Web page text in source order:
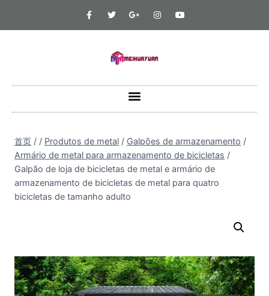
首页 / / Produtos de metal / Galpões de armazenamento /
Armário de metal para armazenamento de bicicletas /
Galpão de loja de bicicletas de metal e armário de
armazenamento de bicicletas de metal para quatro
bicicletas de tamanho adulto